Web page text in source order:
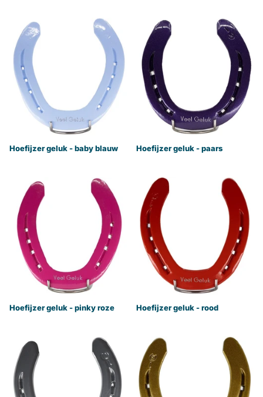
Hoefijzer geluk - baby blauw Hoefijzer geluk - paars
Hoefijzer geluk - pinky roze Hoefijzer geluk - rood